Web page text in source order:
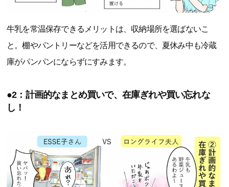
牛乳を常温保存できるメリットは、収納場所を選ばないこ
と。棚やパントリーなどを活用できるので、夏休み中も冷蔵
庫がパンパンにならずにすみます。
●2：計画的なまとめ買いで、在庫ぎれや買い忘れな
し！